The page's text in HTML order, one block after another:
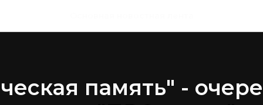
память" -